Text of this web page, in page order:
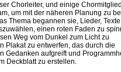
Chorleiter, und einige
um mit der näheren Planung zu
Thema begannen sie, Lieder,
einen roten Faden zu
Weg vom Dunkel zum Licht zu
Plakat zu entwerfen, das durch die
Gedanken aufgreift und
Deckblatt zu erstellen.